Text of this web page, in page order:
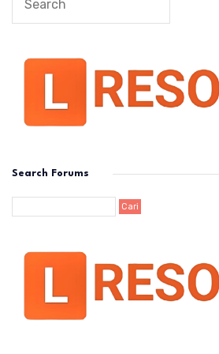
Search Forums